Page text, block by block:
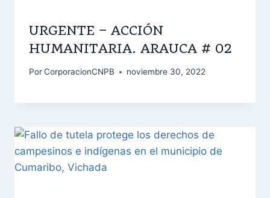
URGENTE – ACCIÓN
HUMANITARIA. ARAUCA # 02
PorCorporacionCNPB noviembre 30, 2022